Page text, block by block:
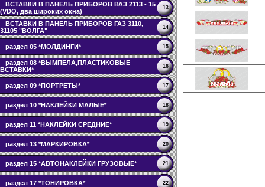
ВСТАВКИ В ПАНЕЛЬ ПРИБОРОВ ВАЗ 2113 - 15
(VDO, два широких окна)
13
ВСТАВКИ В ПАНЕЛЬ ПРИБОРОВ ГАЗ 3110,
31105 "ВОЛГА"
14
раздел 05 *МОЛДИНГИ* 15
раздел 08 *ВЫМПЕЛА,ПЛАСТИКОВЫЕ
ВСТАВКИ*
16
раздел 09 *ПОРТРЕТЫ* 17
раздел 10 *НАКЛЕЙКИ МАЛЫЕ* 18
раздел 11 *НАКЛЕЙКИ СРЕДНИЕ* 19
раздел 13 *МАРКИРОВКА* 20
раздел 15 *АВТОНАКЛЕЙКИ ГРУЗОВЫЕ* 21
раздел 17 *ТОНИРОВКА* 22